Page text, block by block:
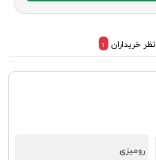
نظر خریداران 1
رومیزی